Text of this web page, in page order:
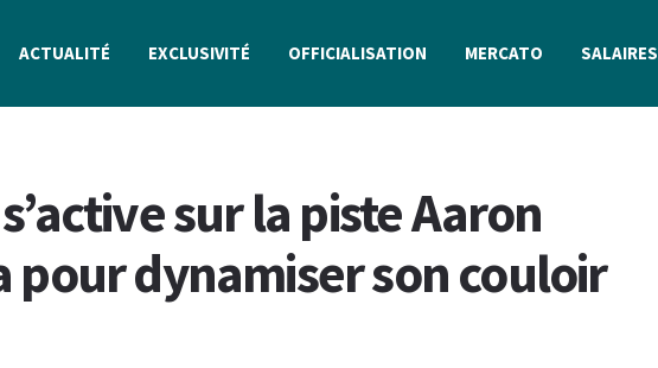
ACTUALITÉ EXCLUSIVITÉ OFFICIALISATION MERCATO SALAIRES
sur la piste Aaron
pour dynamiser son couloir